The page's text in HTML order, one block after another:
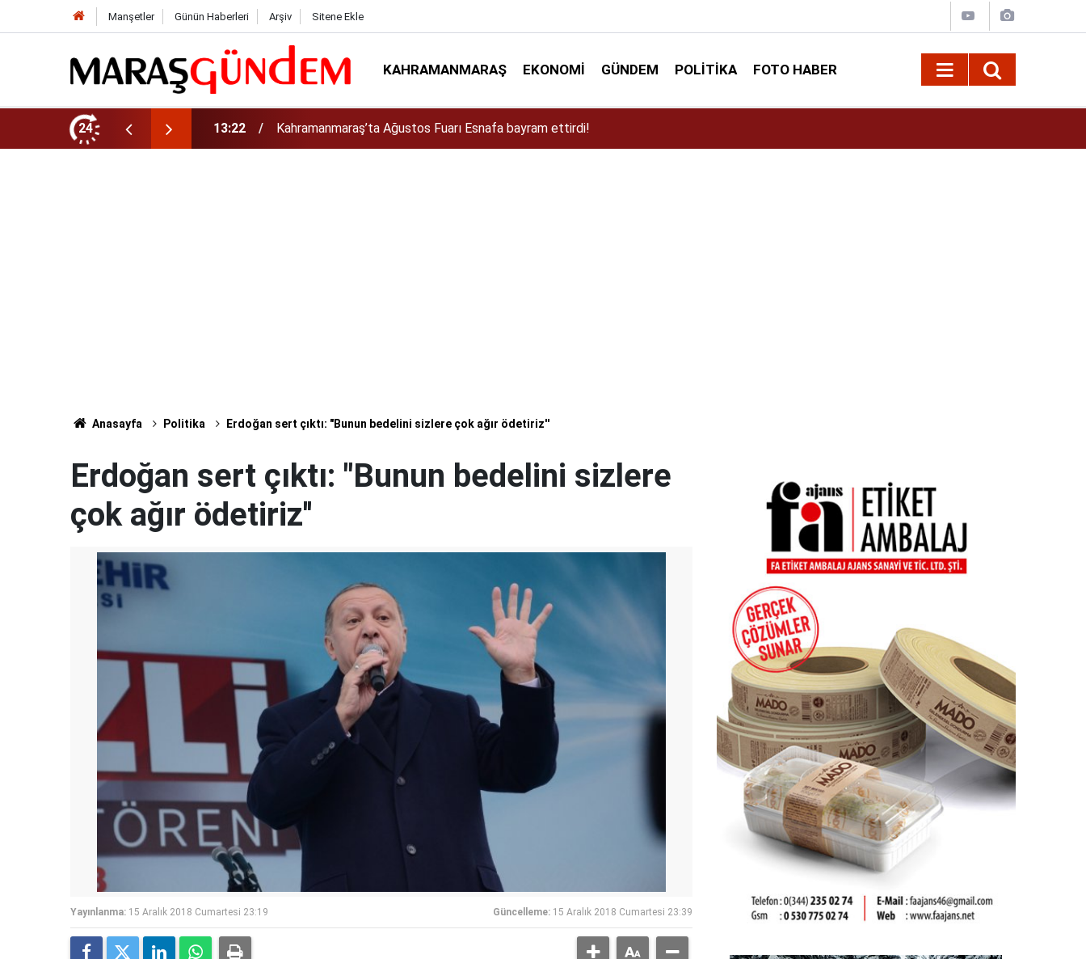
Manşetler Günün Haberleri Arşiv Sitene Ekle
KAHRAMANMARAŞ EKONOMI GÜNDEM POLITIKA FOTO HABER
24 13:17 Kahramanmaraş’ta Dulkadiroğlu Kırsalına 45 Milyonluk Yol Yatırımı!
Anasayfa Politika Erdoğan sert çıktı: "Bunun bedelini sizlere çok ağır ödetiriz''
Erdoğan sert çıktı: "Bunun bedelini sizlere
çok ağır ödetiriz''
Yayınlanma: 15 Aralık 2018 Cumartesi 23:19 Güncelleme: 15 Aralık 2018 Cumartesi 23:39